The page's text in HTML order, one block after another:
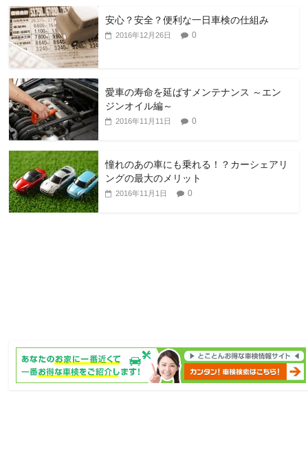
安心？安全？便利な一日車検の仕組み
2016年12月26日 0
愛車の寿命を延ばすメンテナンス ～エン
ジンオイル編～
2016年11月11日 0
憧れのあの車にも乗れる！？カーシェアリ
ングの最大のメリット
2016年11月1日 0